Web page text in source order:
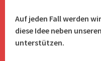
Auf jeden Fall werden
diese Idee neben
unterstützen.